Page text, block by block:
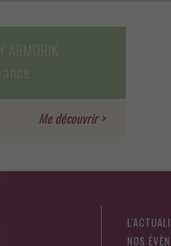
ARMORIK
NOS